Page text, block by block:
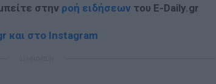
στην ροή ειδήσεων του E-Daily.gr
και στο Instagram